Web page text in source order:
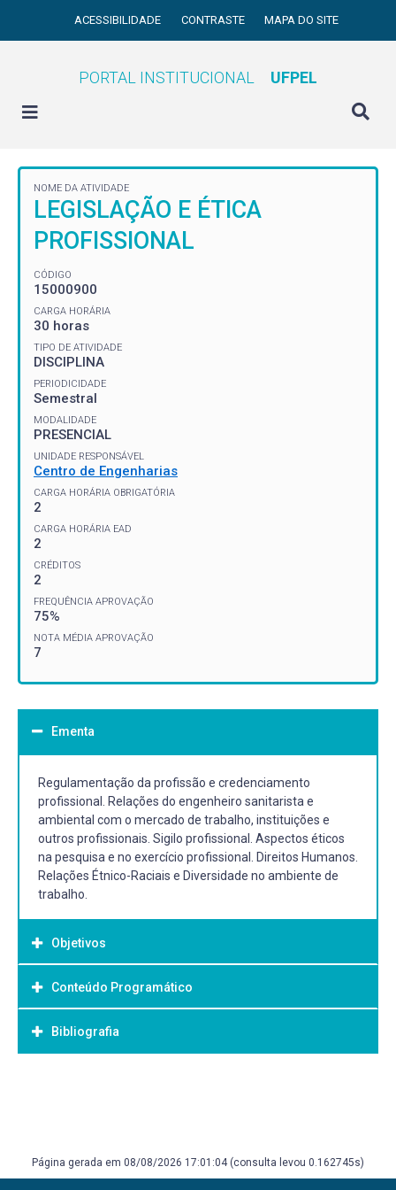
ACESSIBILIDADE CONTRASTE MAPA DO SITE
PORTAL INSTITUCIONAL UFPEL
NOME DA ATIVIDADE
LEGISLAÇÃO E ÉTICA
PROFISSIONAL
CÓDIGO
15000900
CARGA HORÁRIA
30 horas
TIPO DE ATIVIDADE
DISCIPLINA
PERIODICIDADE
Semestral
MODALIDADE
PRESENCIAL
UNIDADE RESPONSÁVEL
Centro de Engenharias
CARGA HORÁRIA OBRIGATÓRIA
2
CARGA HORÁRIA EAD
2
CRÉDITOS
2
FREQUÊNCIA APROVAÇÃO
75%
NOTA MÉDIA APROVAÇÃO
7
Ementa
Regulamentação da profissão e credenciamento
profissional. Relações do engenheiro sanitarista e
ambiental com o mercado de trabalho, instituições e
outros profissionais. Sigilo profissional. Aspectos éticos
na pesquisa e no exercício profissional. Direitos Humanos.
Relações Étnico-Raciais e Diversidade no ambiente de
trabalho.
Objetivos
Objetivo Geral:
Compreender os conceitos básicos que subsidiam a
compreensão e o debate da disciplina; Refletir sobre ética
filosofia, da ética e da ética profissional e empresarial;
Noções sobre legislação e ética profissional, relacionada
Conteúdo Programático
Bibliografia
(Tradutor) (Revisor). A bioética. São Paulo: Ática, 1998.
Página gerada em 08/08/2026 17:01:04 (consulta levou 0.162745s)